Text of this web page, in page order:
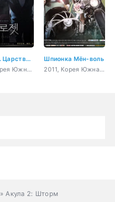
Бугимен. Царство мёртвых
2020, Корея Южная, триллер, мистика, ужасы, сверхъестественное
Шпионка Мён-воль
2011, Корея Южная, боевик, комедия, романтика, криминал
» Акула 2: Шторм